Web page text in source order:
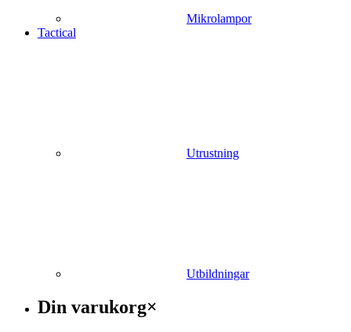
Mikrolampor
Tactical
Utrustning
Utbildningar
Varukorg
Din varukorg×